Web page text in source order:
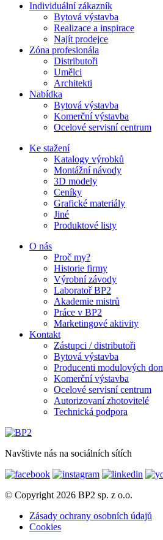
Individuální zákazník
Bytová výstavba
Realizace a inspirace
Najít prodejce
Zóna profesionála
Distributoři
Umělci
Architekti
Nabídka
Bytová výstavba
Komerční výstavba
Ocelové servisní centrum
Ke stažení
Katalogy výrobků
Montážní návody
3D modely
Ceníky
Grafické materiály
Jiné
Produktové listy
O nás
Proč my?
Historie firmy
Výrobní závody
Laboratoř BP2
Akademie mistrů
Práce v BP2
Marketingové aktivity
Kontakt
Zástupci / distributoři
Bytová výstavba
Producenti modulových
Komerční výstavba
Ocelové servisní centrum
Autorizovaní zhotovitelé
Technická podpora
Navštivte nás na sociálních sítích
© Copyright 2026 BP2 sp. z o.o.
Zásady ochrany osobních údajů
Cookies